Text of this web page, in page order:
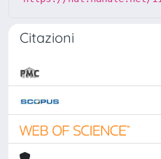
Citazioni